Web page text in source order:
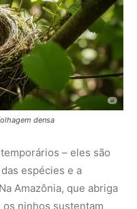
contribuem para
disso, aconstrução de
florestas
e materiais
reprodutivo das aves.
das aves?
é crucial para a
. Algumas ações